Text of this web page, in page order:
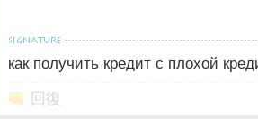
как получить кредит с плохой
回復